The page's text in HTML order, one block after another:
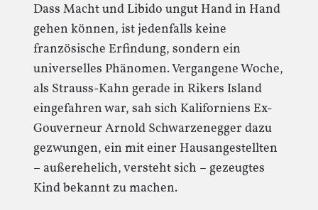
Dass Macht und Libido ungut Hand in Hand
gehen können, ist jedenfalls keine
französische Erfindung, sondern ein
universelles Phänomen. Vergangene Woche,
als Strauss-Kahn gerade in Rikers Island
eingefahren war, sah sich Kaliforniens Ex-
Gouverneur Arnold Schwarzenegger dazu
gezwungen, ein mit einer Hausangestellten
– außerehelich, versteht sich – gezeugtes
Kind bekannt zu machen.